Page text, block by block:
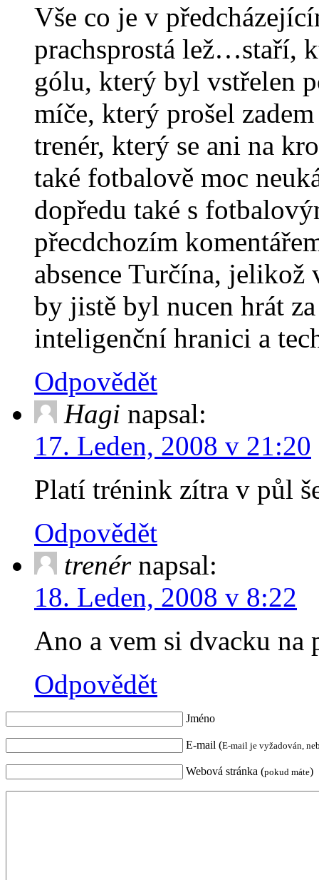
Vše co je v
prachsprostá lež…staří,
gólu, který byl vstřelen
míče, který prošel
trenér, který se ani na
také fotbalově moc
dopředu také s
přecdchozím
absence Turčína,
by jistě byl nucen hrát
inteligenční hranici a
Odpovědět
Hagi napsal:
17. Leden, 2008 v 21:20
Platí trénink zítra v půl
Odpovědět
trenér napsal:
18. Leden, 2008 v 8:22
Ano a vem si dvacku na
Odpovědět
Jméno
E-mail (E-mail je vyžadován,
Webová stránka (pokud máte)